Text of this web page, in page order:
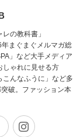
の教科書」
まぐまぐメルマガ総
」など大手メディア
しゃれに見せる方
んなふうに」など多
破。ファッション本
Facebook